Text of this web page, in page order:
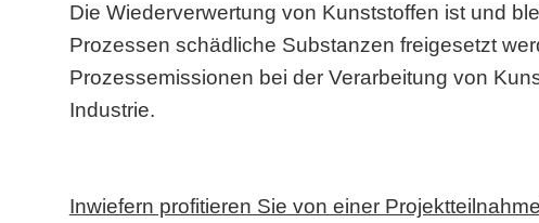
Die Wiederverwertung von Kunststoffen ist und
Prozessen schädliche Substanzen freigesetzt
Prozessemissionen bei der Verarbeitung von
Industrie.
Inwiefern profitieren Sie von einer